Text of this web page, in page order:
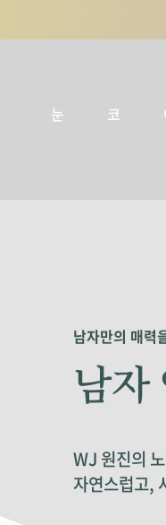
눈 코
남자만의 매력
남자
WJ 원진의
자연스럽고,